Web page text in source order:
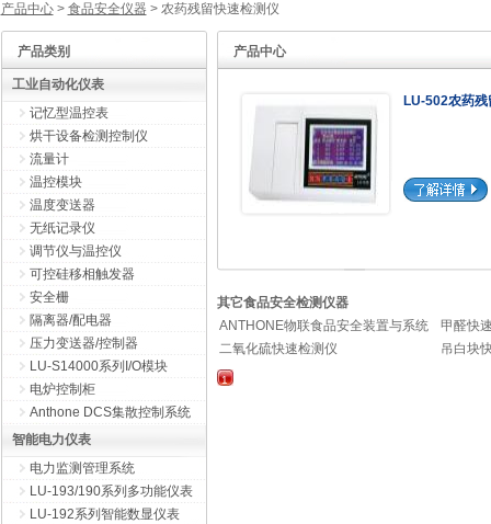
产品中心> 食品安全仪器 > 农药残留快速检测仪
产品类别
工业自动化仪表
记忆型温控表
烘干设备检测控制仪
流量计
温控模块
温度变送器
无纸记录仪
调节仪与温控仪
可控硅移相触发器
安全栅
隔离器/配电器
压力变送器/控制器
LU-S14000系列I/O模块
电炉控制柜
Anthone DCS集散控制系统
智能电力仪表
电力监测管理系统
LU-193/190系列多功能仪表
LU-192系列智能数显仪表
产品中心
LU-502农药
其它食品安全检测仪器
ANTHONE物联食品安全装置与系统
甲醛快
二氧化硫快速检测仪
吊白块
1